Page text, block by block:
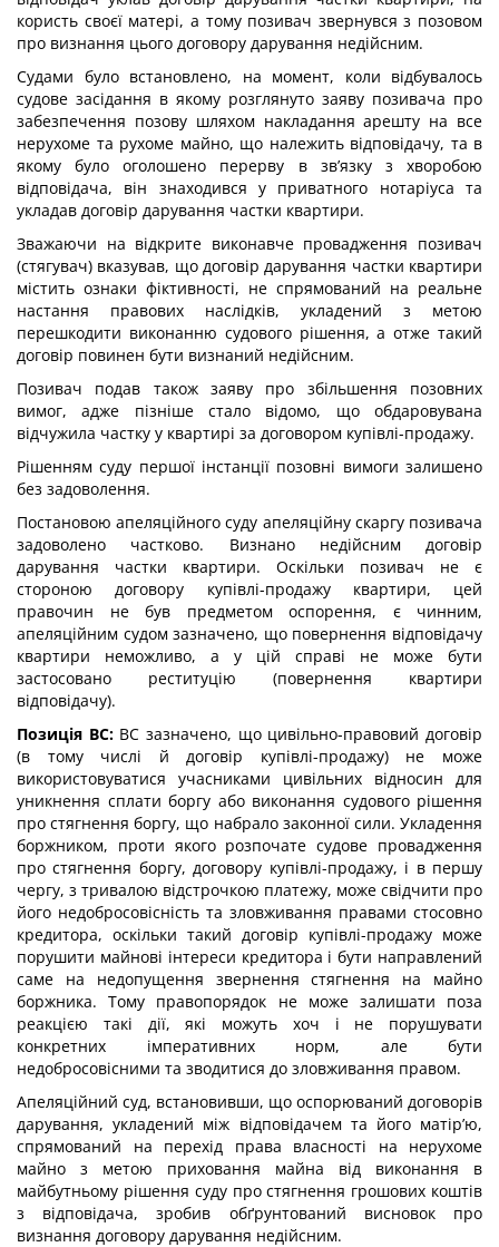
користь своєї матері, а тому позивач звернувся з позовом
про визнання цього договору дарування недійсним.
Судами було встановлено, на момент, коли відбувалось
судове засідання в якому розглянуто заяву позивача про
забезпечення позову шляхом накладання арешту на все
нерухоме та рухоме майно, що належить відповідачу, та в
якому було оголошено перерву в зв’язку з хворобою
відповідача, він знаходився у приватного нотаріуса та
укладав договір дарування частки квартири.
Зважаючи на відкрите виконавче провадження позивач
(стягувач) вказував, що договір дарування частки квартири
містить ознаки фіктивності, не спрямований на реальне
настання правових наслідків, укладений з метою
перешкодити виконанню судового рішення, а отже такий
договір повинен бути визнаний недійсним.
Позивач подав також заяву про збільшення позовних
вимог, адже пізніше стало відомо, що обдаровувана
відчужила частку у квартирі за договором купівлі-продажу.
Рішенням суду першої інстанції позовні вимоги залишено
без задоволення.
Постановою апеляційного суду апеляційну скаргу позивача
задоволено частково. Визнано недійсним договір
дарування частки квартири. Оскільки позивач не є
стороною договору купівлі-продажу квартири, цей
правочин не був предметом оспорення, є чинним,
апеляційним судом зазначено, що повернення відповідачу
квартири неможливо, а у цій справі не може бути
застосовано реституцію (повернення квартири
відповідачу).
Позиція ВС: ВС зазначено, що цивільно-правовий договір
(в тому числі й договір купівлі-продажу) не може
використовуватися учасниками цивільних відносин для
уникнення сплати боргу або виконання судового рішення
про стягнення боргу, що набрало законної сили. Укладення
боржником, проти якого розпочате судове провадження
про стягнення боргу, договору купівлі-продажу, і в першу
чергу, з тривалою відстрочкою платежу, може свідчити про
його недобросовісність та зловживання правами стосовно
кредитора, оскільки такий договір купівлі-продажу може
порушити майнові інтереси кредитора і бути направлений
саме на недопущення звернення стягнення на майно
боржника. Тому правопорядок не може залишати поза
реакцією такі дії, які можуть хоч і не порушувати
конкретних імперативних норм, але бути
недобросовісними та зводитися до зловживання правом.
Апеляційний суд, встановивши, що оспорюваний договорів
дарування, укладений між відповідачем та його матір’ю,
спрямований на перехід права власності на нерухоме
майно з метою приховання майна від виконання в
майбутньому рішення суду про стягнення грошових коштів
з відповідача, зробив обґрунтований висновок про
визнання договору дарування недійсним.